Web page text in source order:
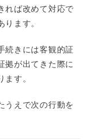
れば改めて対応で
ます。
続きには客観的証
拠が出てきた際に
す。
うえで次の行動を